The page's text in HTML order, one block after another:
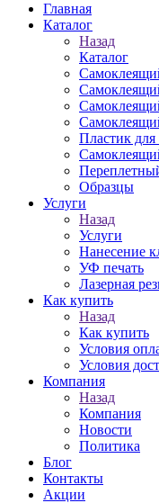
Главная
Каталог
Назад
Каталог
Пластик для
Образцы
Услуги
Назад
Услуги
Нанесение
УФ печать
Лазерная
Как купить
Назад
Как купить
Условия
Условия
Компания
Назад
Компания
Новости
Политика
Блог
Контакты
Акции